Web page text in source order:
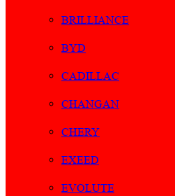
BRILLIANCE
BYD
CADILLAC
CHANGAN
CHERY
EXEED
EVOLUTE